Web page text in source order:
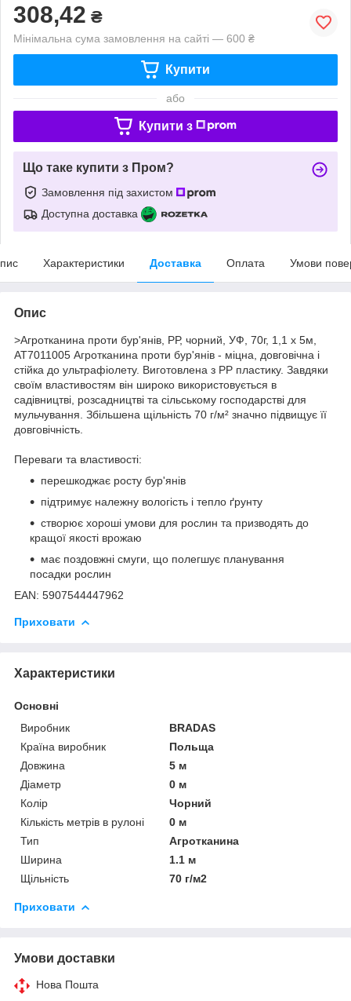
308,42 ₴
Мінімальна сума замовлення на сайті — 600 ₴
Купити
або
Купити з
Що таке купити з Пром?
Замовлення під захистом
Доступна доставка
Характеристики Доставка Оплата Умови
Опис
>Агротканина проти бур'янів, РР, чорний, УФ, 70г, 1,1 х 5м,
AT7011005 Агротканина проти бур'янів - міцна, довговічна і
стійка до ультрафіолету. Виготовлена з PP пластику. Завдяки
своїм властивостям він широко використовується в
садівництві, розсадництві та сільському господарстві для
мульчування. Збільшена щільність 70 г/м² значно підвищує її
довговічність.
Переваги та властивості:
перешкоджає росту бур'янів
підтримує належну вологість і тепло ґрунту
створює хороші умови для рослин та призводять до
кращої якості врожаю
має поздовжні смуги, що полегшує планування
посадки рослин
EAN: 5907544447962
Приховати
Характеристики
Основні
Виробник
BRADAS
Країна виробник
Польща
Довжина
5 м
Діаметр
0 м
Колір
Чорний
Кількість метрів в рулоні
0 м
Тип
Агротканина
Ширина
1.1 м
Щільність
70 г/м2
Приховати
Умови доставки
Нова Пошта